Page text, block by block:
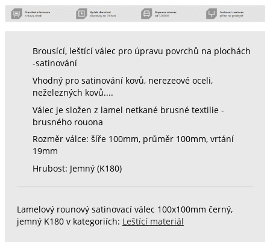
Brousící, leštící válec pro úpravu povrchů na plochách
-satinování
Vhodný pro satinování kovů, nerezeové oceli,
neželezných kovů....
Válec je složen z lamel netkané brusné textilie -
brusného rouona
Rozměr válce: šíře 100mm, průměr 100mm, vrtání
19mm
Hrubost: Jemný (K180)
Lamelový rounový satinovací válec 100x100mm černý,
jemný K180 v kategoriích: Leštící materiál